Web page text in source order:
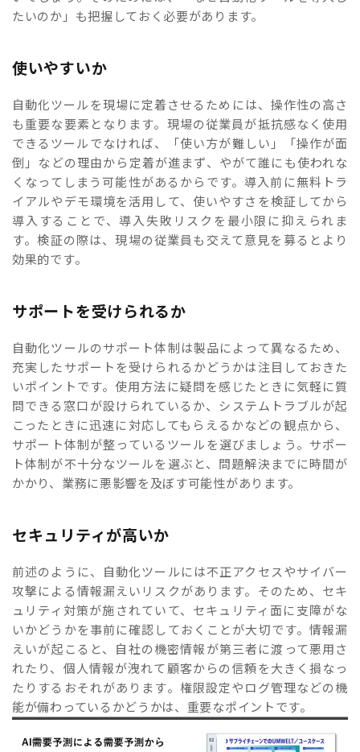
たいのか」も把握しておく必要があります。
使いやすいか
自動化ツールを現場に定着させるためには、操作性の高さ
も重要な要素となります。現場の従業員が抵抗感なく使用
できるツールでなければ、「使い方が難しい」「操作が面
倒」などの理由から定着が進まず、やがて誰にも使われな
くなってしまう可能性があるからです。導入前に無料トラ
イアルやデモ環境を活用して、使いやすさを検証してから
導入することで、導入失敗リスクを最小限に抑えられま
す。検証の際は、現場の従業員も交えて意見を募るとより
効果的です。
サポートを受けられるか
自動化ツールのサポート体制は製品によって異なるため、
充実したサポートを受けられるかどうかは注目しておきた
いポイントです。使用方法に疑問を感じたときに気軽に質
問できる窓口が設けられているか、システムトラブルが起
こったときに迅速に対応してもらえるかなどの観点から、
サポート体制が整っているツールを選びましょう。サポー
ト体制が不十分なツールを選ぶと、問題解決までに時間が
かかり、業務に悪影響を及ぼす可能性があります。
セキュリティが高いか
前述のように、自動化ツールには不正アクセスやサイバー
攻撃による情報漏えいリスクがあります。そのため、セキ
ュリティ対策が施されていて、セキュリティ面に支障がな
いかどうかを事前に確認しておくことが大切です。情報漏
えいが起こると、自社の機密情報が第三者に渡って悪用さ
れたり、個人情報が洩れて顧客からの信頼を大きく損なっ
たりするおそれがあります。権限設定やログ管理などの機
能が備わっているかどうかは、重要なポイントです。